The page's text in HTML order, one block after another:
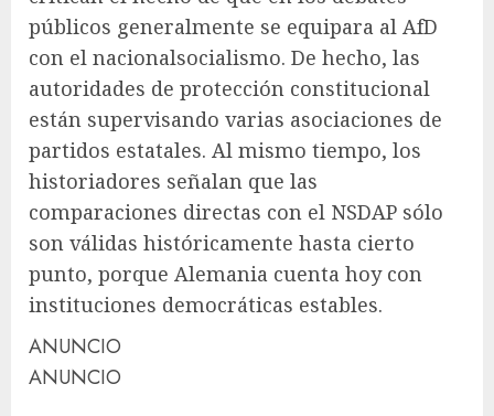
públicos generalmente se equipara al AfD
con el nacionalsocialismo. De hecho, las
autoridades de protección constitucional
están supervisando varias asociaciones de
partidos estatales. Al mismo tiempo, los
historiadores señalan que las
comparaciones directas con el NSDAP sólo
son válidas históricamente hasta cierto
punto, porque Alemania cuenta hoy con
instituciones democráticas estables.
ANUNCIO
ANUNCIO